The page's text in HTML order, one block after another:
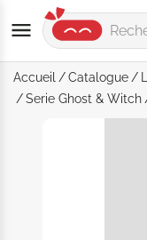
Accueil Catalogue
Serie Ghost & Witch